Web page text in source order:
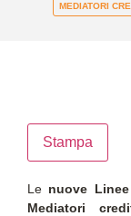
MEDIATORI
Stampa
Le nuove
Mediatori